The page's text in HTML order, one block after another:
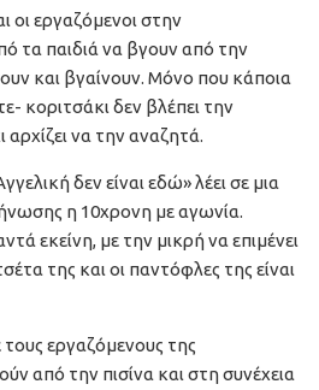
οι εργαζόμενοι στην
τα παιδιά να βγουν από την
και βγαίνουν. Μόνο που κάποια
κοριτσάκι δεν βλέπει την
να την αναζητά.
δεν είναι εδώ» λέει σε μια
η 10χρονη με αγωνία.
εκείνη, με την μικρή να επιμένει
της και οι παντόφλες της είναι
εργαζόμενους της
από την πισίνα και στη συνέχεια